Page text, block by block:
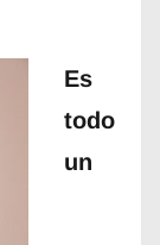
Es
todo
un